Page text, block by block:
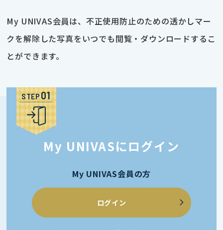
My UNIVAS会員は、不正使用防止のための透かしマー
クを解除した写真をいつでも閲覧・ダウンロードするこ
とができます。
STEP
My UNIVASにログイン
My UNIVAS会員の方
ログイン